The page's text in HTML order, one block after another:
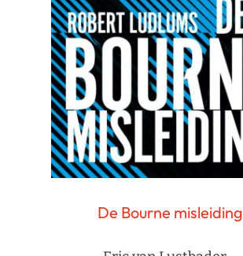
De Bourne misleiding